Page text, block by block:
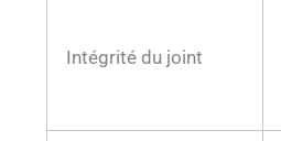
Intégrité du joint